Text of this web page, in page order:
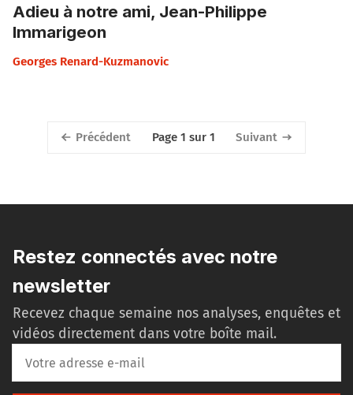
Adieu à notre ami, Jean-Philippe
Immarigeon
Georges Renard-Kuzmanovic
Précédent Page 1 sur 1 Suivant
Restez connectés avec notre
newsletter
Recevez chaque semaine nos analyses, enquêtes et
vidéos directement dans votre boîte mail.